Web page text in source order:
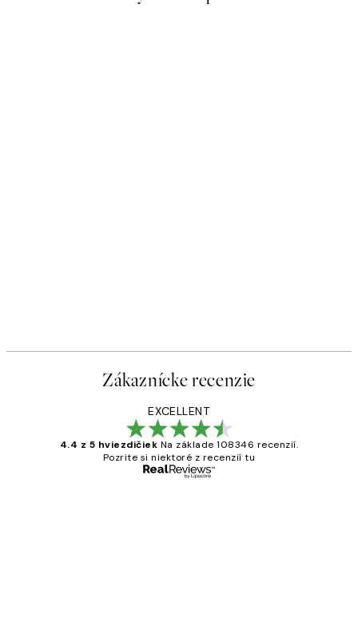
Zákaznícke recenzie
EXCELLENT
4.4 z 5 hviezdičiek Na základe 108346 recenzií.
Pozrite si niektoré z recenzií tu